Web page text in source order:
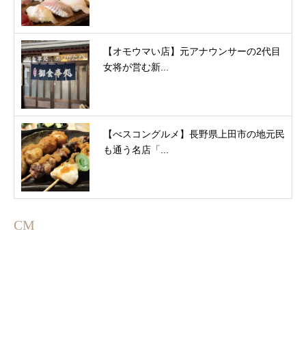
【オモウマい店】元アナウンサーの2代目
女将が営む新...
【べスコングルメ】長野県上田市の地元民
も通う名店「...
CM